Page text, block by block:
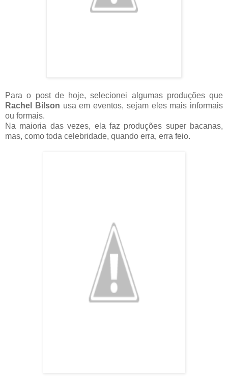
Para o post de hoje, selecionei algumas produções que
Rachel Bilson usa em eventos, sejam eles mais informais
ou formais.
Na maioria das vezes, ela faz produções super bacanas,
mas, como toda celebridade, quando erra, erra feio.